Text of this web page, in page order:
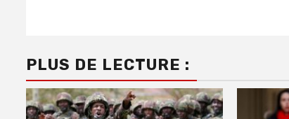
PLUS DE LECTURE :